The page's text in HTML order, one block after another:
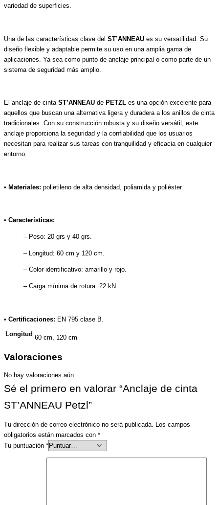
variedad de superficies.
Una de las características clave del ST’ANNEAU es su versatilidad. Su
diseño flexible y adaptable permite su uso en una amplia gama de
aplicaciones. Ya sea como punto de anclaje principal o como parte de un
sistema de seguridad más amplio.
El anclaje de cinta ST’ANNEAU de PETZL es una opción excelente para
aquellos que buscan una alternativa ligera y duradera a los anillos de cinta
tradicionales. Con su construcción robusta y su diseño versátil, este
anclaje proporciona la seguridad y la confiabilidad que los usuarios
necesitan para realizar sus tareas con tranquilidad y eficacia en cualquier
entorno.
• Materiales: polietileno de alta densidad, poliamida y poliéster.
• Características:
– Peso: 20 grs y 40 grs.
– Longitud: 60 cm y 120 cm.
– Color identificativo: amarillo y rojo.
– Carga mínima de rotura: 22 kN.
• Certificaciones: EN 795 clase B.
Longitud 60 cm, 120 cm
Valoraciones
No hay valoraciones aún.
Sé el primero en valorar “Anclaje de cinta
ST’ANNEAU Petzl”
Tu dirección de correo electrónico no será publicada. Los campos
obligatorios están marcados con *
Tu puntuación *